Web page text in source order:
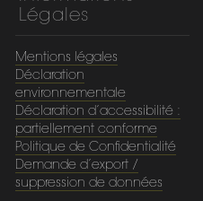
Légales
Mentions légales
Déclaration
environnementale
Déclaration d’accessibilité :
partiellement conforme
Politique de Confidentialité
Demande d’export /
suppression de données